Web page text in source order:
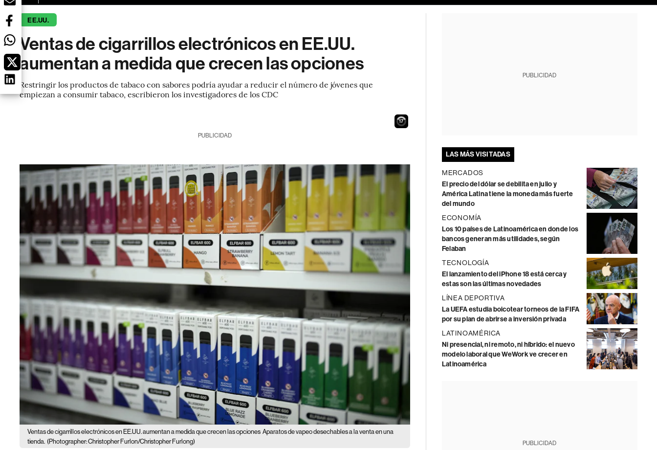
EE.UU.
Ventas de cigarrillos electrónicos en EE.UU.
aumentan a medida que crecen las opciones
Restringir los productos de tabaco con sabores podría ayudar a reducir el número de jóvenes que
empiezan a consumir tabaco, escribieron los investigadores de los CDC
15
PUBLICIDAD
Ventas de cigarrillos electrónicos en EE.UU. aumentan a medida que crecen las opciones Aparatos de vapeo desechables a la venta en una
tienda. (Photographer: Christopher Furlon/Christopher Furlong)
PUBLICIDAD
LAS MÁS VISITADAS
MERCADOS
El precio del dólar se debilita en julio y
América Latina tiene la moneda más fuerte
del mundo
ECONOMÍA
Los 10 países de Latinoamérica en donde los
bancos generan más utilidades, según
Felaban
TECNOLOGÍA
El lanzamiento del iPhone 18 está cerca y
estas son las últimas novedades
LÍNEA DEPORTIVA
La UEFA estudia boicotear torneos de la FIFA
por su plan de abrirse a inversión privada
LATINOAMÉRICA
Ni presencial, ni remoto, ni híbrido: el nuevo
modelo laboral que WeWork ve crecer en
Latinoamérica
PUBLICIDAD